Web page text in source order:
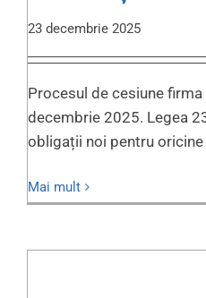
23 decembrie 2025
Procesul de cesiune
decembrie 2025. Legea
obligații noi pentru oricine
Mai mult